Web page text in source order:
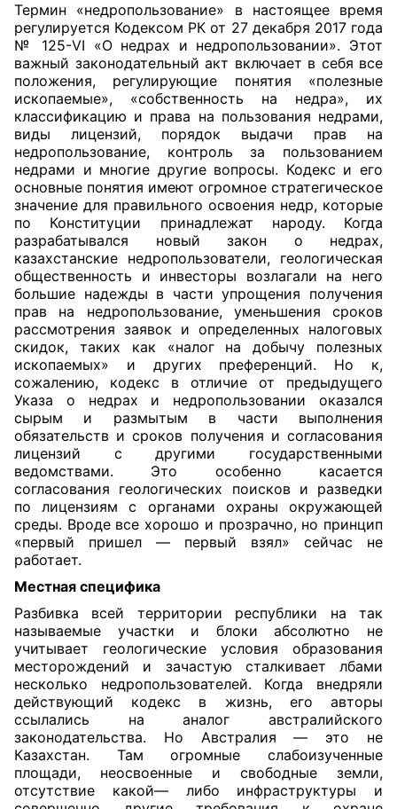
Термин «недропользование» в настоящее время
регулируется Кодексом РК от 27 декабря 2017 года
№ 125-VI «О недрах и недропользовании». Этот
важный законодательный акт включает в себя все
положения, регулирующие понятия «полезные
ископаемые», «собственность на недра», их
классификацию и права на пользования недрами,
виды лицензий, порядок выдачи прав на
недропользование, контроль за пользованием
недрами и многие другие вопросы. Кодекс и его
основные понятия имеют огромное стратегическое
значение для правильного освоения недр, которые
по Конституции принадлежат народу. Когда
разрабатывался новый закон о недрах,
казахстанские недропользователи, геологическая
общественность и инвесторы возлагали на него
большие надежды в части упрощения получения
прав на недропользование, уменьшения сроков
рассмотрения заявок и определенных налоговых
скидок, таких как «налог на добычу полезных
ископаемых» и других преференций. Но к,
сожалению, кодекс в отличие от предыдущего
Указа о недрах и недропользовании оказался
сырым и размытым в части выполнения
обязательств и сроков получения и согласования
лицензий с другими государственными
ведомствами. Это особенно касается
согласования геологических поисков и разведки
по лицензиям с органами охраны окружающей
среды. Вроде все хорошо и прозрачно, но принцип
«первый пришел — первый взял» сейчас не
работает.
Местная специфика
Разбивка всей территории республики на так
называемые участки и блоки абсолютно не
учитывает геологические условия образования
месторождений и зачастую сталкивает лбами
несколько недропользователей. Когда внедряли
действующий кодекс в жизнь, его авторы
ссылались на аналог австралийского
законодательства. Но Австралия — это не
Казахстан. Там огромные слабоизученные
площади, неосвоенные и свободные земли,
отсутствие какой— либо инфраструктуры и